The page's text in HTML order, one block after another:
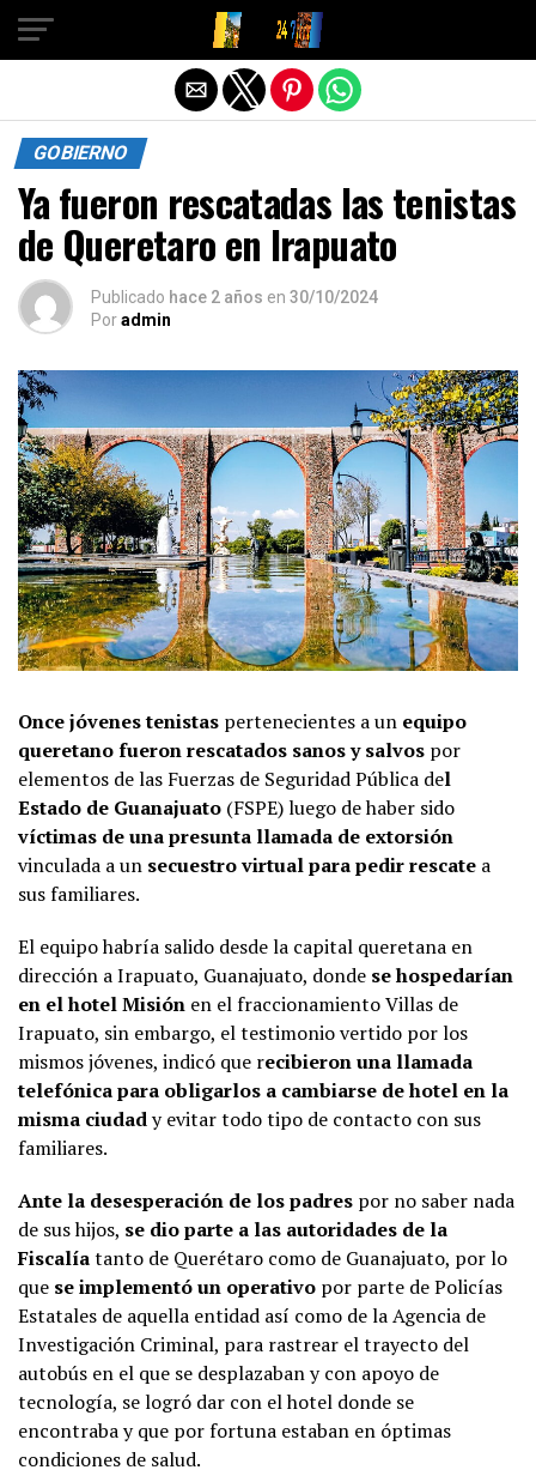
GOBIERNO
Ya fueron rescatadas las tenistas
de Queretaro en Irapuato
Publicado hace 2 años en 30/10/2024
Poradmin
Once jóvenes tenistas pertenecientes a un equipo
queretano fueron rescatados sanos y salvos por
elementos de las Fuerzas de Seguridad Pública del
Estado de Guanajuato (FSPE) luego de haber sido
víctimas de una presunta llamada de extorsión
vinculada a un secuestro virtual para pedir rescate a
sus familiares.
El equipo habría salido desde la capital queretana en
dirección a Irapuato, Guanajuato, donde se hospedarían
en el hotel Misión en el fraccionamiento Villas de
Irapuato, sin embargo, el testimonio vertido por los
mismos jóvenes, indicó que recibieron una llamada
telefónica para obligarlos a cambiarse de hotel en la
misma ciudady evitar todo tipo de contacto con sus
familiares.
Ante la desesperación de los padres por no saber nada
de sus hijos, se dio parte a las autoridades de la
Fiscalíatanto de Querétaro como de Guanajuato, por lo
que se implementó un operativo por parte de Policías
Estatales de aquella entidad así como de la Agencia de
Investigación Criminal, para rastrear el trayecto del
autobús en el que se desplazaban y con apoyo de
tecnología, se logró dar con el hotel donde se
encontraba y que por fortuna estaban en óptimas
condiciones de salud.
Salir de la versión móvil